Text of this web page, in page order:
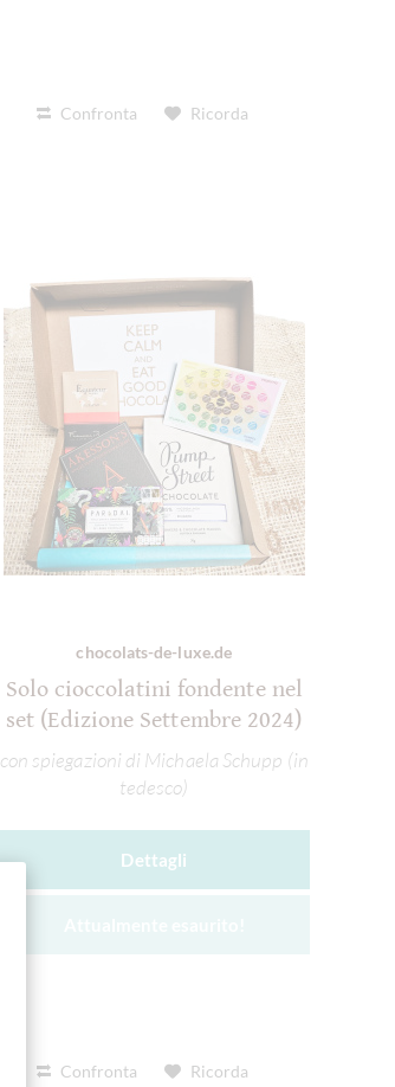
Confronta Ricorda
chocolats-de-luxe.de
Solo cioccolatini fondente nel
set (Edizione Settembre 2024)
con spiegazioni di Michaela Schupp (in
tedesco)
Dettagli
Confronta Ricorda